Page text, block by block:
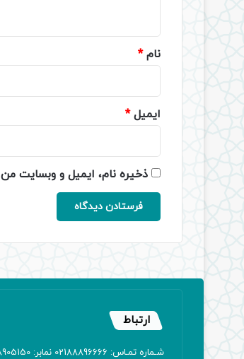
نام*
ایمیل*
ذخیره نام، ایمیل و وبسایت
ارتباط
شـماره تمـاس: 02188896666 نمابر: 02188905150